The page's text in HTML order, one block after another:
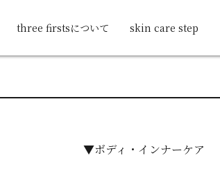
three firstsについて skin care step
▼ボディ・インナーケア